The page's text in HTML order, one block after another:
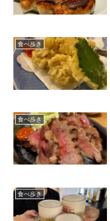
食べ歩き
食べ歩き
食べ歩き